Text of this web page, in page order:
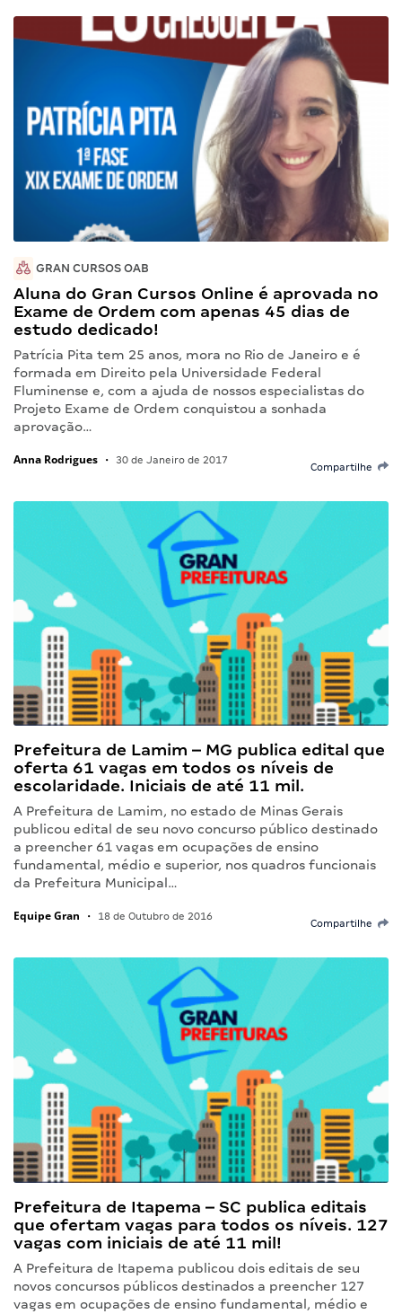
GRAN CURSOS OAB
Aluna do Gran Cursos Online é aprovada no
Exame de Ordem com apenas 45 dias de
estudo dedicado!
Patrícia Pita tem 25 anos, mora no Rio de Janeiro e é
formada em Direito pela Universidade Federal
Fluminense e, com a ajuda de nossos especialistas do
Projeto Exame de Ordem conquistou a sonhada
aprovação…
Anna Rodrigues • 30 de Janeiro de 2017
Compartilhe
Prefeitura de Lamim – MG publica edital que
oferta 61 vagas em todos os níveis de
escolaridade. Iniciais de até 11 mil.
A Prefeitura de Lamim, no estado de Minas Gerais
publicou edital de seu novo concurso público destinado
a preencher 61 vagas em ocupações de ensino
fundamental, médio e superior, nos quadros funcionais
da Prefeitura Municipal…
Equipe Gran • 18 de Outubro de 2016
Compartilhe
Prefeitura de Itapema – SC publica editais
que ofertam vagas para todos os níveis. 127
vagas com iniciais de até 11 mil!
A Prefeitura de Itapema publicou dois editais de seu
novos concursos públicos destinados a preencher 127
vagas em ocupações de ensino fundamental, médio e